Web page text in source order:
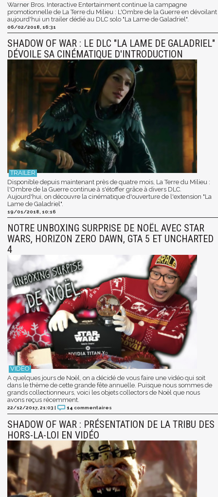
Warner Bros. Interactive Entertainment continue la campagne
promotionnelle de La Terre du Milieu : L'Ombre de la Guerre en dévoilant
aujourd'hui un trailer dédié au DLC solo "La Lame de Galadriel".
06/02/2018, 16:31
SHADOW OF WAR : LE DLC "LA LAME DE GALADRIEL"
DÉVOILE SA CINÉMATIQUE D'INTRODUCTION
Disponible depuis maintenant près de quatre mois, La Terre du Milieu :
l'Ombre de la Guerre continue à s'étoffer grâce à divers DLC.
Aujourd'hui, on découvre la cinématique d'ouverture de l'extension "La
Lame de Galadriel".
19/01/2018, 10:16
NOTRE UNBOXING SURPRISE DE NOËL AVEC STAR
WARS, HORIZON ZERO DAWN, GTA 5 ET UNCHARTED
4
A quelques jours de Noël, on a décidé de vous faire une vidéo qui soit
dans le thème de cette grande fête annuelle. Puisque nous sommes de
grands collectionneurs, voici les objets collectors de Noël que nous
avons reçus récemment.
22/12/2017, 21:03 | 14 commentaires
SHADOW OF WAR : PRÉSENTATION DE LA TRIBU DES
HORS-LA-LOI EN VIDÉO